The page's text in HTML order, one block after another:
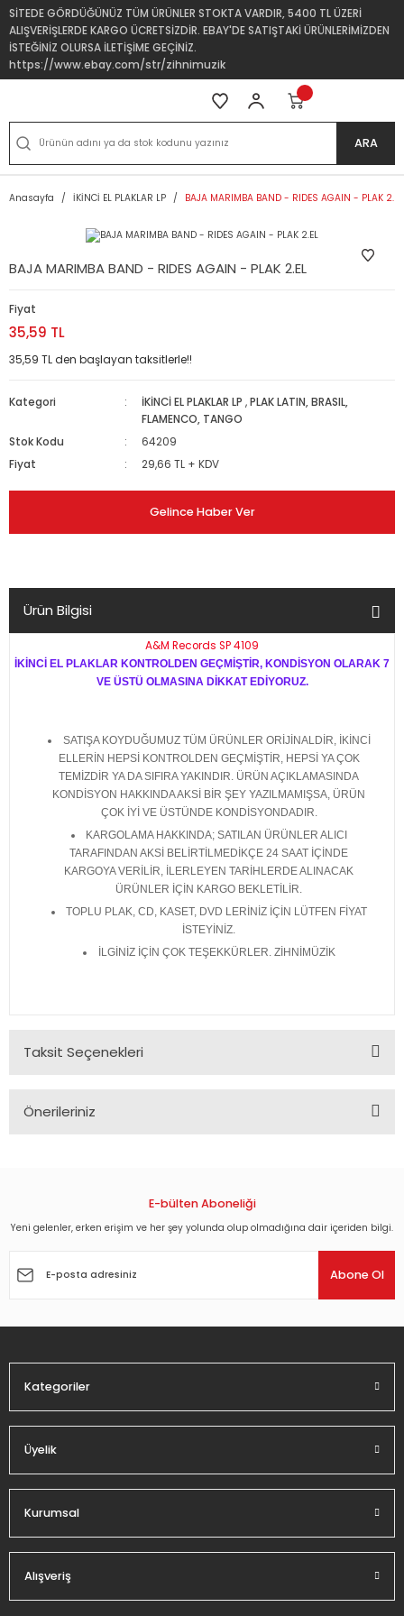
SİTEDE GÖRDÜĞÜNÜZ TÜM ÜRÜNLER STOKTA VARDIR, 5400 TL ÜZERİ
ALIŞVERİŞLERDE KARGO ÜCRETSİZDİR. EBAY'DE SATIŞTAKİ ÜRÜNLERİMİZDEN
İSTEĞİNİZ OLURSA İLETİŞİME GEÇİNİZ.
https://www.ebay.com/str/zihnimuzik
ARA
Anasayfa İKİNCİ EL PLAKLAR LP BAJA MARIMBA BAND - RIDES AGAIN - PLAK 2.EL
BAJA MARIMBA BAND - RIDES AGAIN - PLAK 2.EL
Fiyat
35,59 TL
35,59 TL den başlayan taksitlerle!!
Kategori İKİNCİ EL PLAKLAR LP ,PLAK LATIN, BRASIL,
FLAMENCO, TANGO
Stok Kodu
64209
Fiyat
29,66 TL + KDV
Gelince Haber Ver
Ürün Bilgisi
A&M Records SP 4109
İKİNCİ EL PLAKLAR KONTROLDEN GEÇMİŞTİR, KONDİSYON OLARAK 7
VE ÜSTÜ OLMASINA DİKKAT EDİYORUZ.
SATIŞA KOYDUĞUMUZ TÜM ÜRÜNLER ORİJİNALDİR, İKİNCİ
ELLERİN HEPSİ KONTROLDEN GEÇMİŞTİR, HEPSİ YA ÇOK
TEMİZDİR YA DA SIFIRA YAKINDIR. ÜRÜN AÇIKLAMASINDA
KONDİSYON HAKKINDA AKSİ BİR ŞEY YAZILMAMIŞSA, ÜRÜN
ÇOK İYİ VE ÜSTÜNDE KONDİSYONDADIR.
KARGOLAMA HAKKINDA; SATILAN ÜRÜNLER ALICI
TARAFINDAN AKSİ BELİRTİLMEDİKÇE 24 SAAT İÇİNDE
KARGOYA VERİLİR, İLERLEYEN TARİHLERDE ALINACAK
ÜRÜNLER İÇİN KARGO BEKLETİLİR.
TOPLU PLAK, CD, KASET, DVD LERİNİZ İÇİN LÜTFEN FİYAT
İSTEYİNİZ.
İLGİNİZ İÇİN ÇOK TEŞEKKÜRLER. ZİHNİMÜZİK
Taksit Seçenekleri
Önerileriniz
Görüş ve önerileriniz için teşekkür ederiz.
Ürün açıklamasında eksik bilgiler bulunuyor.
Ürün fiyatı diğer sitelerden daha pahalı.
E-bülten Aboneliği
Yeni gelenler, erken erişim ve her şey yolunda olup olmadığına dair içeriden bilgi.
Abone Ol
Kategoriler
Üyelik
Kurumsal
Alışveriş